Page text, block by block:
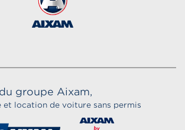
groupe Aixam,
et location de voiture sans permis